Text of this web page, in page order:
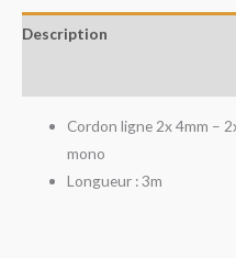
Description
Cordon ligne 2x 4mm –
mono
Longueur : 3m